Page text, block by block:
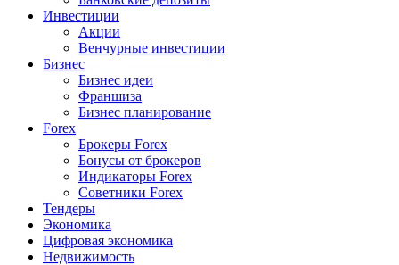
Инвестиции
Акции
Венчурные инвестиции
Бизнес
Бизнес идеи
Франшиза
Бизнес планирование
Forex
Брокеры Forex
Бонусы от брокеров
Индикаторы Forex
Советники Forex
Тендеры
Экономика
Цифровая экономика
Недвижимость